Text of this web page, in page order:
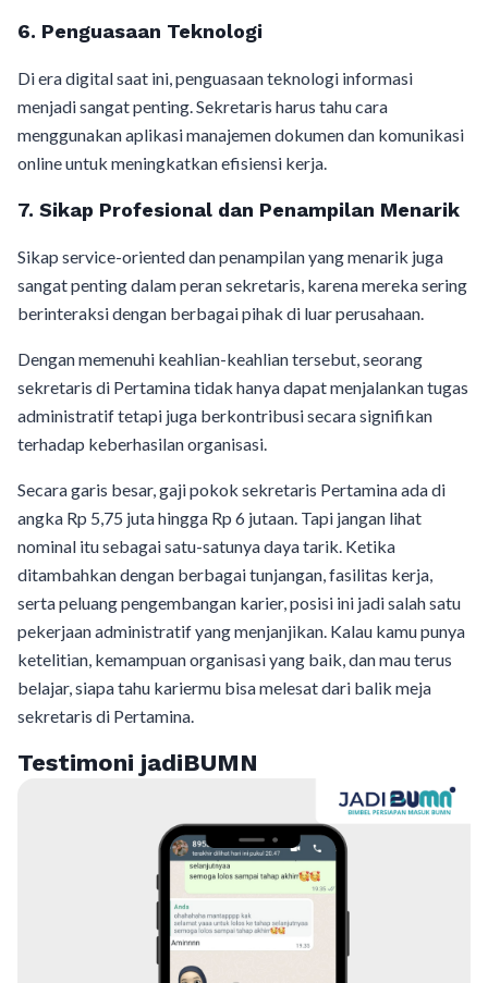
6. Penguasaan Teknologi
Di era digital saat ini, penguasaan teknologi informasi
menjadi sangat penting. Sekretaris harus tahu cara
menggunakan aplikasi manajemen dokumen dan komunikasi
online untuk meningkatkan efisiensi kerja.
7. Sikap Profesional dan Penampilan Menarik
Sikap service-oriented dan penampilan yang menarik juga
sangat penting dalam peran sekretaris, karena mereka sering
berinteraksi dengan berbagai pihak di luar perusahaan.
Dengan memenuhi keahlian-keahlian tersebut, seorang
sekretaris di Pertamina tidak hanya dapat menjalankan tugas
administratif tetapi juga berkontribusi secara signifikan
terhadap keberhasilan organisasi.
Secara garis besar, gaji pokok sekretaris Pertamina ada di
angka Rp 5,75 juta hingga Rp 6 jutaan. Tapi jangan lihat
nominal itu sebagai satu-satunya daya tarik. Ketika
ditambahkan dengan berbagai tunjangan, fasilitas kerja,
serta peluang pengembangan karier, posisi ini jadi salah satu
pekerjaan administratif yang menjanjikan. Kalau kamu punya
ketelitian, kemampuan organisasi yang baik, dan mau terus
belajar, siapa tahu kariermu bisa melesat dari balik meja
sekretaris di Pertamina.
Testimoni jadiBUMN